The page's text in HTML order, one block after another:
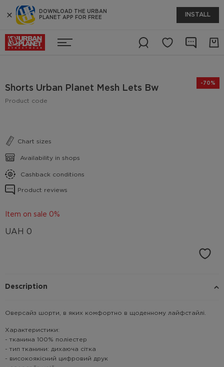
DOWNLOAD THE URBAN
PLANET APP FOR FREE
INSTALL
-70%
Shorts Urban Planet Mesh Lets Bw
Product code
Chart sizes
Availability in shops
Cashback conditions
Product reviews
Item on sale 0%
UAH 0
Description
Оверсайз шорти, в яких комфортно в щоденному лайфстайлі.
Характеристики:
- тканина 100% поліестер
- тип тканини: дихаюча сітка
- високоякісний цифровий друк